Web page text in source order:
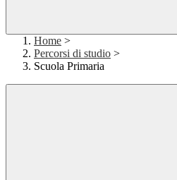
Home >
Percorsi di studio >
Scuola Primaria